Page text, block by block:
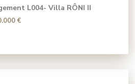
L004- Villa RÔNI II
€